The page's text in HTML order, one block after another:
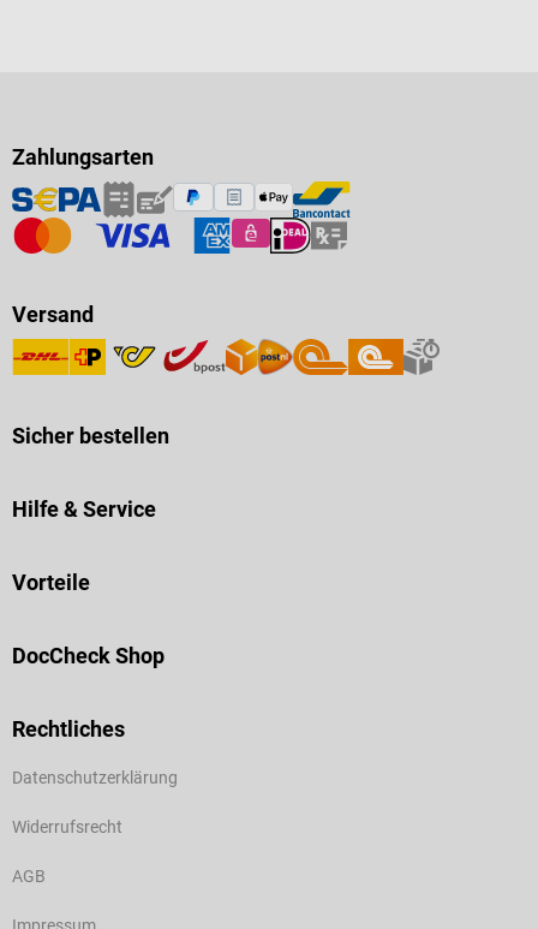
Zahlungsarten
Versand
Sicher bestellen
Hilfe & Service
Vorteile
DocCheck Shop
Rechtliches
Datenschutzerklärung
Widerrufsrecht
AGB